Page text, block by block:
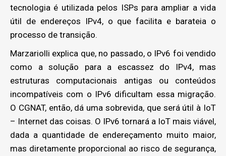
tecnologia é utilizada pelos ISPs para ampliar a vida
útil de endereços IPv4, o que facilita e barateia o
processo de transição.
Marzariolli explica que, no passado, o IPv6 foi vendido
como a solução para a escassez do IPv4, mas
estruturas computacionais antigas ou conteúdos
incompatíveis com o IPv6 dificultam essa migração.
O CGNAT, então, dá uma sobrevida, que será útil à IoT
– Internet das coisas. O IPv6 tornará a IoT mais viável,
dada a quantidade de endereçamento muito maior,
mas diretamente proporcional ao risco de segurança,